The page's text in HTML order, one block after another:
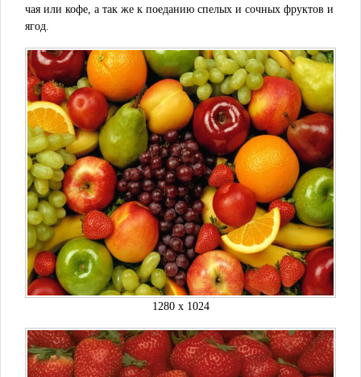
чая или кофе, а так же к поеданию спелых и сочных фруктов и
ягод.
1280 x 1024